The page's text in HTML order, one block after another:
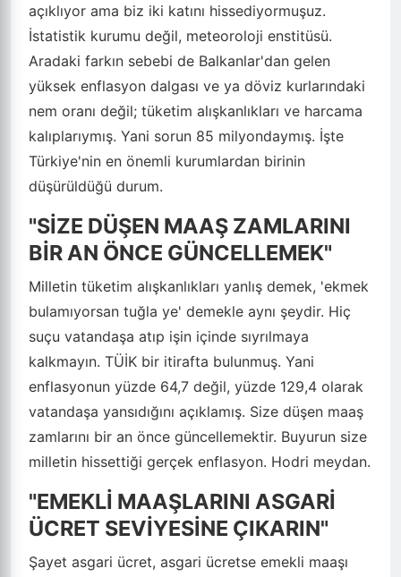
açıklıyor ama biz iki katını hissediyormuşuz.
İstatistik kurumu değil, meteoroloji enstitüsü.
Aradaki farkın sebebi de Balkanlar'dan gelen
yüksek enflasyon dalgası ve ya döviz kurlarındaki
nem oranı değil; tüketim alışkanlıkları ve harcama
kalıplarıymış. Yani sorun 85 milyondaymış. İşte
Türkiye'nin en önemli kurumlardan birinin
düşürüldüğü durum.
"SİZE DÜŞEN MAAŞ ZAMLARINI
BİR AN ÖNCE GÜNCELLEMEK"
Milletin tüketim alışkanlıkları yanlış demek, 'ekmek
bulamıyorsan tuğla ye' demekle aynı şeydir. Hiç
suçu vatandaşa atıp işin içinde sıyrılmaya
kalkmayın. TÜİK bir itirafta bulunmuş. Yani
enflasyonun yüzde 64,7 değil, yüzde 129,4 olarak
vatandaşa yansıdığını açıklamış. Size düşen maaş
zamlarını bir an önce güncellemektir. Buyurun size
milletin hissettiği gerçek enflasyon. Hodri meydan.
"EMEKLİ MAAŞLARINI ASGARİ
ÜCRET SEVİYESİNE ÇIKARIN"
Şayet asgari ücret, asgari ücretse emekli maaşı